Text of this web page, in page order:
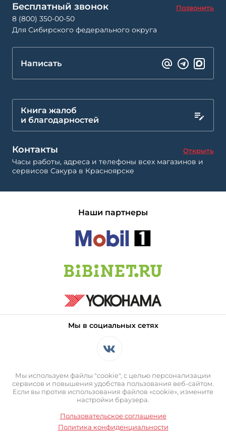
Бесплатный звонок Позвонить
8 (800) 350-00-50
Для Сибирского федерального округа
Написать
Книга жалоб
и благодарностей
Контакты Открыть
Часы работы, адреса и телефоны всех магазинов и
сервисов Сакура в Красноярске
Наши партнеры
Мы в социальных сетях
Мы используем файлы "cookie", с целью персонализации
сервисов и повышения удобства пользования веб-сайтом.
Если вы против использования файлов «cookie», измените
настройки браузера.
Пользовательское соглашение
Политика конфиденциальности